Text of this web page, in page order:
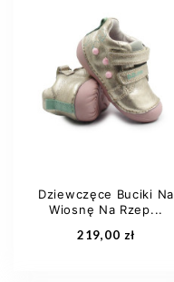
21
23
24
Dodaj do koszyka
Dziewczęce Buciki Na
Wiosnę Na Rzep...
219,00 zł